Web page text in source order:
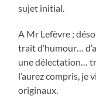
sujet initial.
A Mr Lefèvre ;
trait d’humour…
une délectation…
l’aurez compris,
originaux.